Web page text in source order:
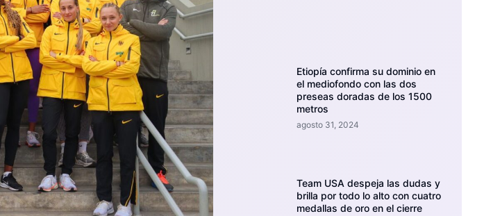
Etiopía confirma su dominio en
el mediofondo con las dos
preseas doradas de los 1500
metros
agosto 31, 2024
Team USA despeja las dudas y
brilla por todo lo alto con cuatro
medallas de oro en el cierre